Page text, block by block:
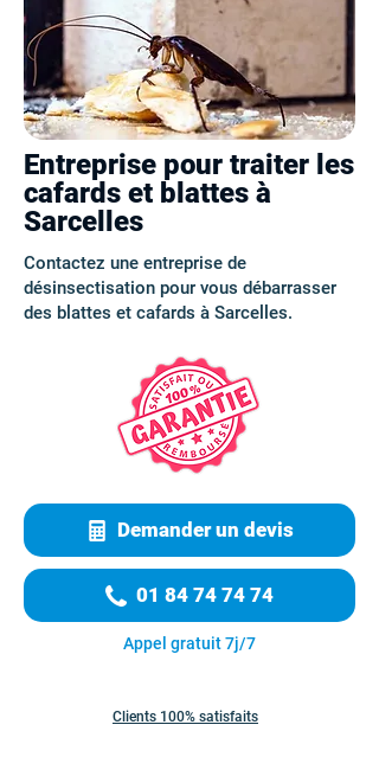
Entreprise pour traiter les
cafards et blattes à
Sarcelles
Contactez une entreprise de
désinsectisation pour vous débarrasser
des blattes et cafards à Sarcelles.
Demander un devis
01 84 74 74 74
Appel gratuit 7j/7
Clients 100% satisfaits